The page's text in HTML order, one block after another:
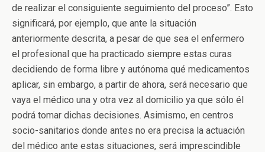
de realizar el consiguiente seguimiento del proceso”. Esto
significará, por ejemplo, que ante la situación
anteriormente descrita, a pesar de que sea el enfermero
el profesional que ha practicado siempre estas curas
decidiendo de forma libre y autónoma qué medicamentos
aplicar, sin embargo, a partir de ahora, será necesario que
vaya el médico una y otra vez al domicilio ya que sólo él
podrá tomar dichas decisiones. Asimismo, en centros
socio-sanitarios donde antes no era precisa la actuación
del médico ante estas situaciones, será imprescindible